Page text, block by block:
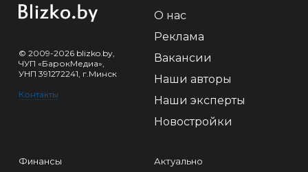
© 2009-2026 blizko.by,
ЧУП «БарокМедиа»,
УНП 391272241, г.Минск
Контакты
О нас
Реклама
Вакансии
Наши авторы
Наши эксперты
Новостройки
Финансы Актуально